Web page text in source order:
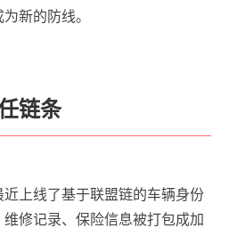
新的防线。
链条
近上线了基于联盟链的车辆身份
修记录、保险信息被打包成加